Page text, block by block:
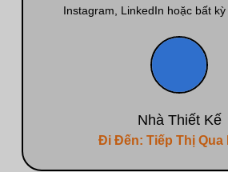
Instagram, LinkedIn hoặc bất kỳ
Nhà Thiết Kế
Đi Đến: Tiếp Thị Qua